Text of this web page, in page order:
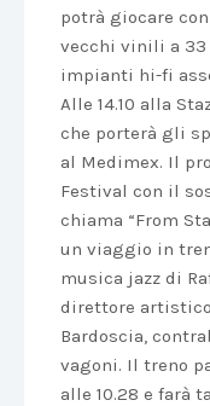
potrà giocare
vecchi vinili a 33
impianti hi-fi
Alle 14.10 alla
che porterà gli
al Medimex. Il
Festival con il
chiama “From
un viaggio in
musica jazz di
direttore
Bardoscia,
vagoni. Il treno
alle 10.28 e farà